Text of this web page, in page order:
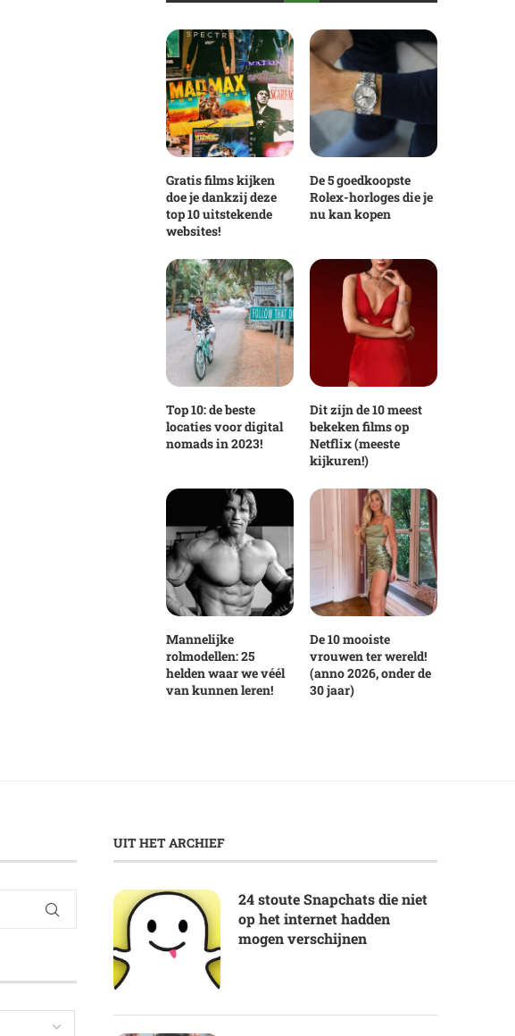
Gratis films kijken
doe je dankzij deze
top 10 uitstekende
websites!
De 5 goedkoopste
Rolex-horloges die je
nu kan kopen
Top 10: de beste
locaties voor digital
nomads in 2023!
Dit zijn de 10 meest
bekeken films op
Netflix (meeste
kijkuren!)
Mannelijke
rolmodellen: 25
helden waar we véél
van kunnen leren!
De 10 mooiste
vrouwen ter wereld!
(anno 2026, onder de
30 jaar)
UIT HET ARCHIEF
24 stoute Snapchats die niet
op het internet hadden
mogen verschijnen